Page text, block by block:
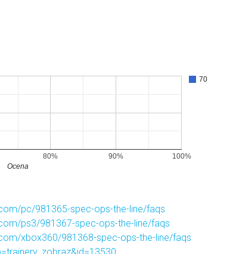
70
80% 90% 100%
Ocena
pc/981365-spec-ops-the-line/faqs
ps3/981367-spec-ops-the-line/faqs
xbox360/981368-spec-ops-the-line/faqs